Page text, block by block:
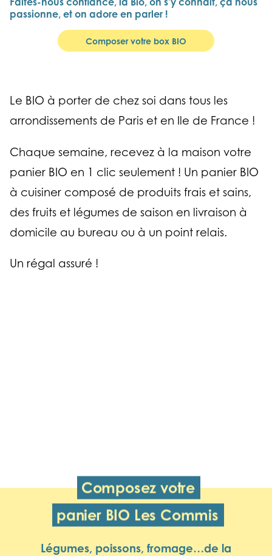
passionne, et on adore en parler !
Composer votre box BIO
Le BIO à porter de chez soi dans tous les
arrondissements de Paris et en Ile de France !
Chaque semaine, recevez à la maison votre
panier BIO en 1 clic seulement ! Un panier BIO
à cuisiner composé de produits frais et sains,
des fruits et légumes de saison en livraison à
domicile au bureau ou à un point relais.
Un régal assuré !
Composez votre
panier BIO Les Commis
Légumes, poissons, fromage…de la